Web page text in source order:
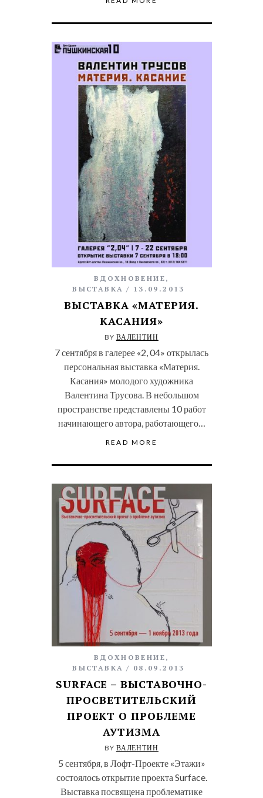
ВДОХНОВЕНИЕ ,
ВЫСТАВКА
13.09.2013
ВЫСТАВКА «МАТЕРИЯ.
КАСАНИЯ»
BY ВАЛЕНТИН
7 сентября в галерее «2, 04» открылась
персональная выставка «Материя.
Касания» молодого художника
Валентина Трусова. В небольшом
пространстве представлены 10 работ
начинающего автора, работающего…
READ MORE
ВДОХНОВЕНИЕ ,
ВЫСТАВКА
08.09.2013
SURFACE – ВЫСТАВОЧНО-
ПРОСВЕТИТЕЛЬСКИЙ
ПРОЕКТ О ПРОБЛЕМЕ
АУТИЗМА
BY ВАЛЕНТИН
5 сентября, в Лофт-Проекте «Этажи»
состоялось открытие проекта Surface.
Выставка посвящена проблематике